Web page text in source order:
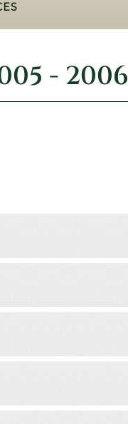
- 2006